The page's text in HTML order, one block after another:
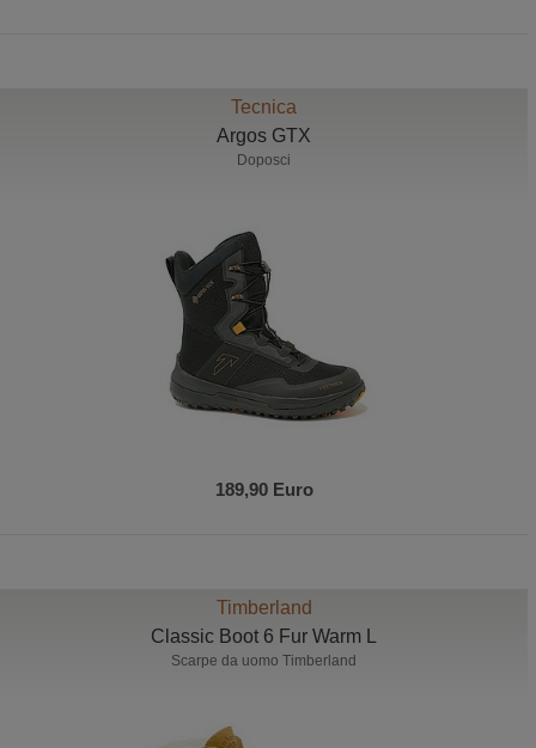
Tecnica
Argos GTX
Doposci
189,90 Euro
Timberland
Classic Boot 6 Fur Warm L
Scarpe da uomo Timberland